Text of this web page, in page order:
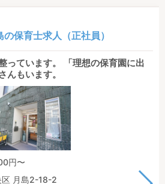
保育士求人（正社員）
っています。 「理想の保育園に出
んもいます。
円〜
区 月島2-18-2